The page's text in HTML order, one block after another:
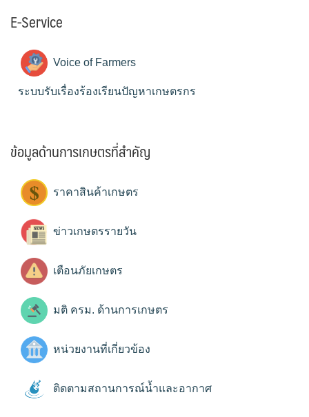
E-Service
Voice of Farmers
ระบบรับเรื่องร้องเรียนปัญหาเกษตรกร
ข้อมูลด้านการเกษตรที่สำคัญ
ราคาสินค้าเกษตร
ข่าวเกษตรรายวัน
เตือนภัยเกษตร
มติ ครม. ด้านการเกษตร
หน่วยงานที่เกี่ยวข้อง
ติดตามสถานการณ์น้ำและอากาศ